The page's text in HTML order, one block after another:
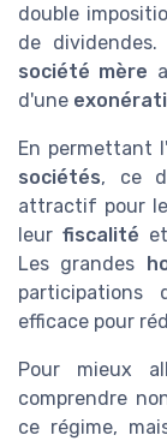
double
de
société mère
d'une
En permettant
sociétés, ce
attractif pour
leurfiscalité
Les grandes
efficace pour
Pour mieux
comprendre
ce régime,